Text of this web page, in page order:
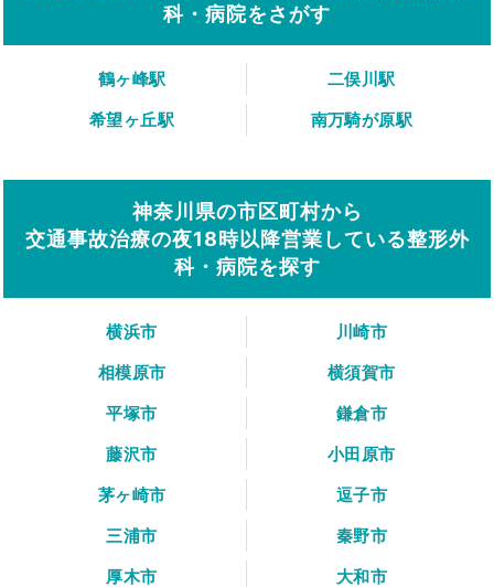
科・病院をさがす
鶴ヶ峰駅
二俣川駅
希望ヶ丘駅
南万騎が原駅
神奈川県の市区町村から
交通事故治療の夜18時以降営業している整形外
科・病院を探す
横浜市
川崎市
相模原市
横須賀市
平塚市
鎌倉市
藤沢市
小田原市
茅ヶ崎市
逗子市
三浦市
秦野市
厚木市
大和市